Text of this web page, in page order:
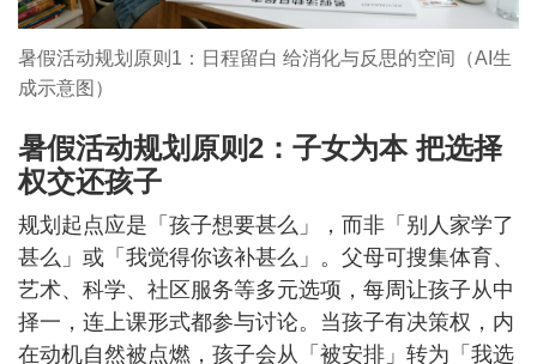
暑假活动规划原则1：日程留白 给消化与反思的空间（AI生
成示意图） ​
暑假活动规划原则2：子女为本 把选择
权交还孩子
规划起点应是「孩子想要甚么」，而非「别人家学了
甚么」或「我觉得你该补甚么」。父母可搜集体育、
艺术、科学、社区服务等多元选项，每周让孩子从中
择一，连上课形式都参与讨论。当孩子有决策权，内
在动机自然被点燃，孩子会从「被安排」转为「我选